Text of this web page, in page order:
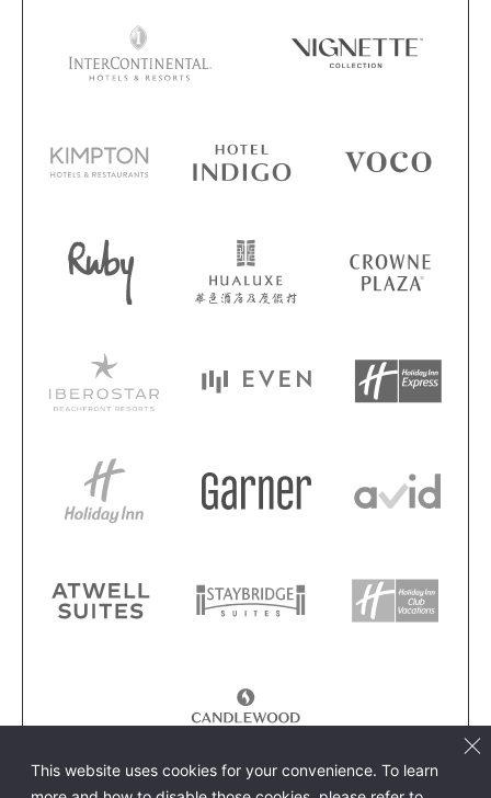
This website uses cookies for your convenience. To learn